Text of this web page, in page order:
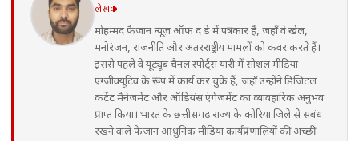
लेखक
मोहम्मद फैजान न्यूज़ ऑफ द डे में पत्रकार हैं, जहाँ वे खेल,
मनोरंजन, राजनीति और अंतरराष्ट्रीय मामलों को कवर करते हैं।
इससे पहले वे यूट्यूब चैनल स्पोर्ट्स यारी में सोशल मीडिया
एग्जीक्यूटिव के रूप में कार्य कर चुके हैं, जहाँ उन्होंने डिजिटल
कंटेंट मैनेजमेंट और ऑडियंस एंगेजमेंट का व्यावहारिक अनुभव
प्राप्त किया। भारत के छत्तीसगढ़ राज्य के कोरिया जिले से संबंध
रखने वाले फैजान आधुनिक मीडिया कार्यप्रणालियों की अच्छी